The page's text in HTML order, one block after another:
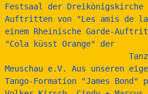
Festsaal der Dreikönigskirche
Auftritten von "Les amis de la
einem Rheinische Garde-
"Cola küsst Orange" der
Meuschau e.V. Aus unseren
Tango-Formation "James